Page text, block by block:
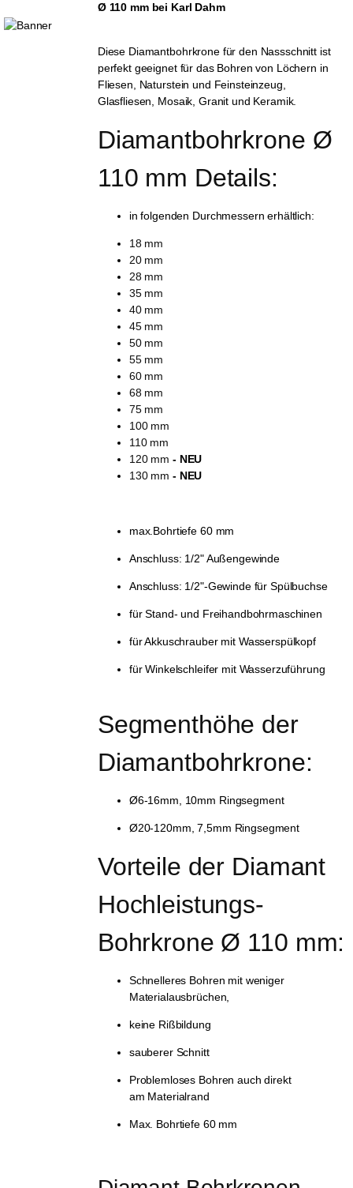
Ø 110 mm bei Karl Dahm
Diese Diamantbohrkrone für den Nassschnitt ist
perfekt geeignet für das Bohren von Löchern in
Fliesen, Naturstein und Feinsteinzeug,
Glasfliesen, Mosaik, Granit und Keramik.
Diamantbohrkrone Ø
110 mm Details:
in folgenden Durchmessern erhältlich:
18 mm
20 mm
28 mm
35 mm
40 mm
45 mm
50 mm
55 mm
60 mm
68 mm
75 mm
100 mm
110 mm
120 mm - NEU
130 mm - NEU
max.Bohrtiefe 60 mm
Anschluss: 1/2" Außengewinde
Anschluss: 1/2"-Gewinde für Spülbuchse
für Stand- und Freihandbohrmaschinen
für Akkuschrauber mit Wasserspülkopf
für Winkelschleifer mit Wasserzuführung
Segmenthöhe der
Diamantbohrkrone:
Ø6-16mm, 10mm Ringsegment
Ø20-120mm, 7,5mm Ringsegment
Vorteile der Diamant
Hochleistungs-
Bohrkrone Ø 110 mm:
Schnelleres Bohren mit weniger
Materialausbrüchen,
keine Rißbildung
sauberer Schnitt
Problemloses Bohren auch direkt
am Materialrand
Max. Bohrtiefe 60 mm